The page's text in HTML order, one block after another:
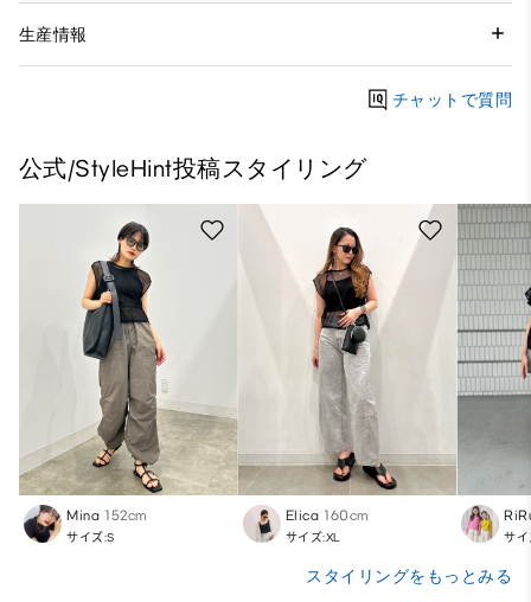
生産情報
チャットで質問
公式/StyleHint投稿スタイリング
Mina 152cm
サイズ:S
Elica 160cm
サイズ:XL サイ
スタイリングをもっとみる